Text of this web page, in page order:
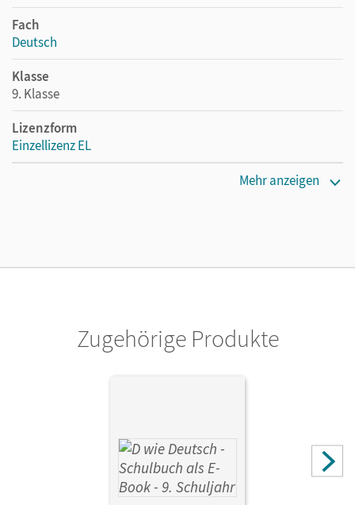
Fach
Deutsch
Klasse
9. Klasse
Lizenzform
Einzellizenz EL
Mehr anzeigen
Zugehörige Produkte